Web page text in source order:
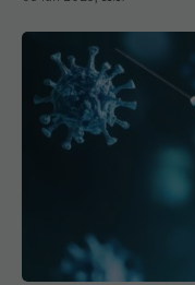
Ministerul
03 noi 2025, 16:39